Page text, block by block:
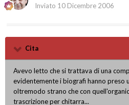
Inviato 10 Dicembre 2006
Cita
Avevo letto che si trattava di una
evidentemente i biografi hanno preso
oltremodo strano che con
trascrizione per chitarra...